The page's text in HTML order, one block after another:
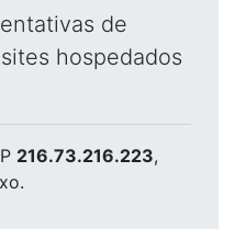
de
hospedados
216.73.216.223,